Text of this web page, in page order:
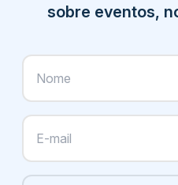
sobre eventos,